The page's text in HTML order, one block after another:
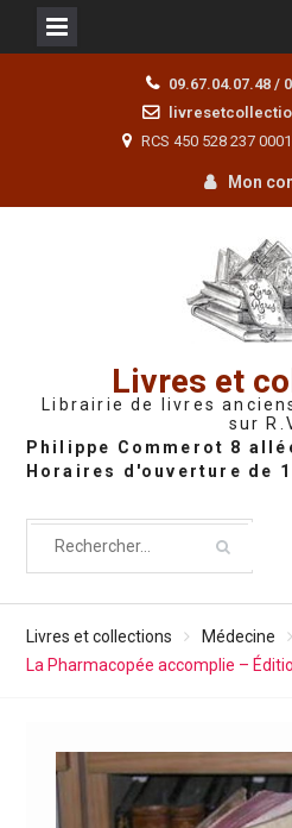
09.67.04.07.48 /
RCS 450 528 237
Mon
Livres et
Librairie de livres
sur
Livres et collections Médecine
La Pharmacopée accomplie –